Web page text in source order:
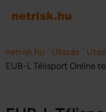
netrisk.hu Utazás
EUB-L Télisport Online